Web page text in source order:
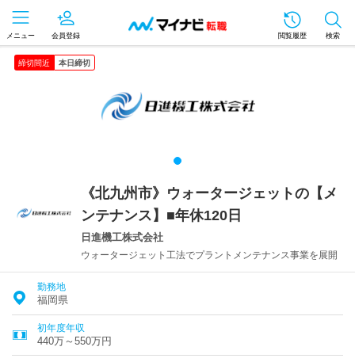
メニュー 会員登録 閲覧履歴 検索
締切間近 本日締切
《北九州市》ウォータージェットの【メ
ンテナンス】■年休120日
日進機工株式会社
ウォータージェット工法でプラントメンテナンス事業を展開
勤務地
福岡県
初年度年収
440万～550万円